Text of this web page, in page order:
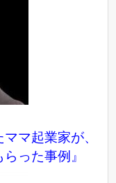
マ起業家が、
った事例』